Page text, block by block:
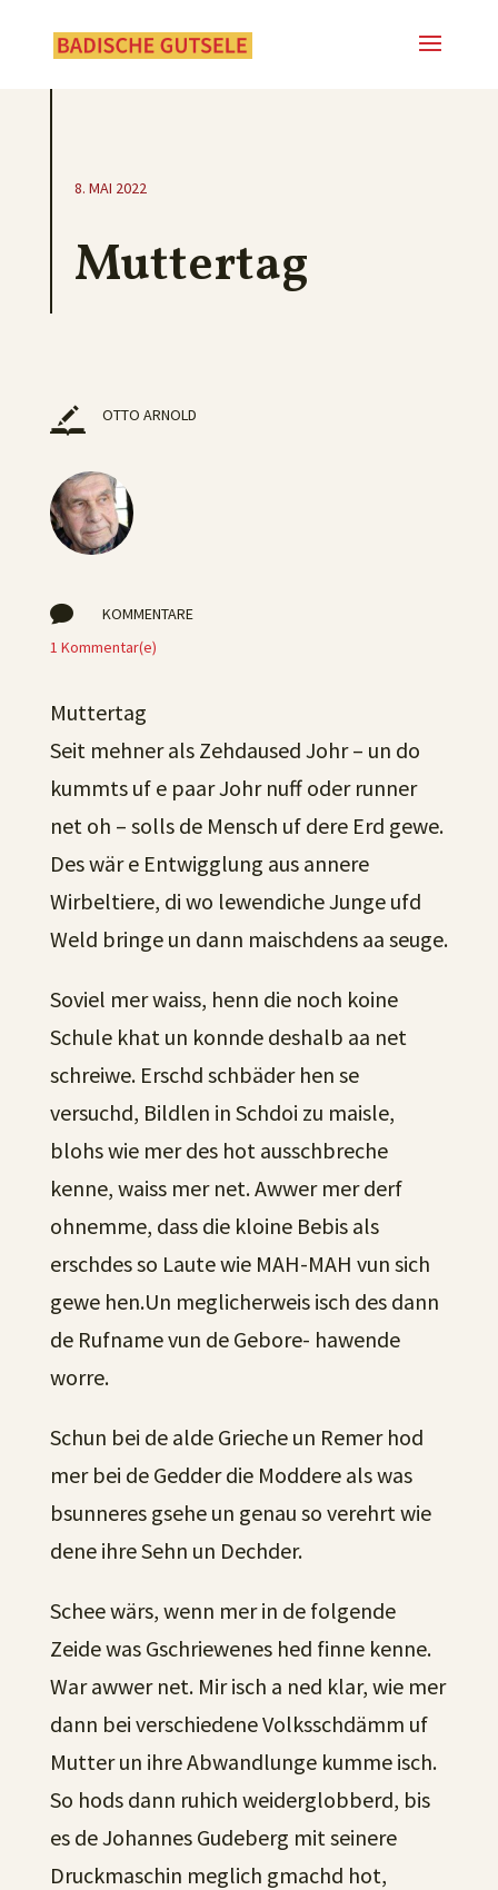
8. MAI 2022
Muttertag
OTTO ARNOLD

KOMMENTARE
1 Kommentar(e)
Muttertag
Seit mehner als Zehdaused Johr – un do
kummts uf e paar Johr nuff oder runner
net oh – solls de Mensch uf dere Erd gewe.
Des wär e Entwigglung aus annere
Wirbeltiere, di wo lewendiche Junge ufd
Weld bringe un dann maischdens aa seuge.
Soviel mer waiss, henn die noch koine
Schule khat un konnde deshalb aa net
schreiwe. Erschd schbäder hen se
versuchd, Bildlen in Schdoi zu maisle,
blohs wie mer des hot ausschbreche
kenne, waiss mer net. Awwer mer derf
ohnemme, dass die kloine Bebis als
erschdes so Laute wie MAH-MAH vun sich
gewe hen.Un meglicherweis isch des dann
de Rufname vun de Gebore- hawende
worre.
Schun bei de alde Grieche un Remer hod
mer bei de Gedder die Moddere als was
bsunneres gsehe un genau so verehrt wie
dene ihre Sehn un Dechder.
Schee wärs, wenn mer in de folgende
Zeide was Gschriewenes hed finne kenne.
War awwer net. Mir isch a ned klar, wie mer
dann bei verschiedene Volksschdämm uf
Mutter un ihre Abwandlunge kumme isch.
So hods dann ruhich weiderglobberd, bis
es de Johannes Gudeberg mit seinere
Druckmaschin meglich gmachd hot,